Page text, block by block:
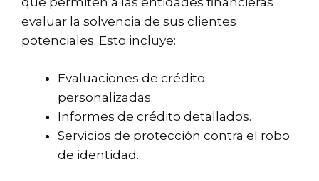
evaluar la solvencia de sus clientes
potenciales. Esto incluye:
Evaluaciones de crédito
personalizadas.
Informes de crédito detallados.
Servicios de protección contra el robo
de identidad.